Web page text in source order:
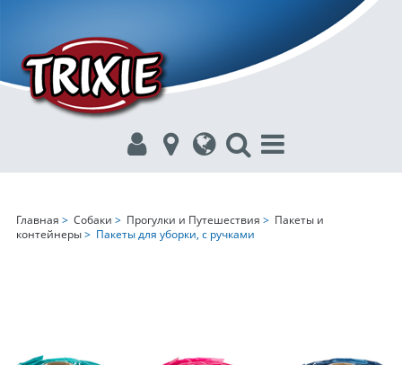
Главная > Собаки > Прогулки и Путешествия > Пакеты и
контейнеры> Пакеты для уборки, с ручками